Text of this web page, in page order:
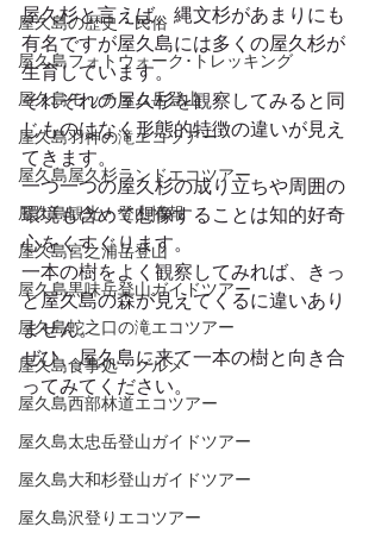
屋久島の歴史・民俗
屋久島フォトウォーク･トレッキング
屋久島モッチョム岳登山
屋久島羽神の滝エコツアー
屋久島屋久杉ランドエコツアー
屋久島観光・登山情報
屋久島宮之浦岳登山
屋久島黒味岳登山ガイドツアー
屋久島蛇之口の滝エコツアー
屋久島食事処・グルメ
屋久島西部林道エコツアー
屋久島太忠岳登山ガイドツアー
屋久島大和杉登山ガイドツアー
屋久島沢登りエコツアー
屋久杉と言えば、縄文杉があまりにも
有名ですが屋久島には多くの屋久杉が
生育しています。
それぞれの屋久杉を観察してみると同
じものはなく形態的特徴の違いが見え
てきます。
一つ一つの屋久杉の成り立ちや周囲の
環境も含めて想像することは知的好奇
心をくすぐります。
一本の樹をよく観察してみれば、きっ
と屋久島の森が見えてくるに違いあり
ません。
ぜひ、屋久島に来て一本の樹と向き合
ってみてください。